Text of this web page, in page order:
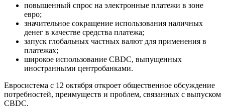
повышенный спрос на электронные платежи в зоне
евро;
значительное сокращение использования наличных
денег в качестве средства платежа;
запуск глобальных частных валют для применения в
платежах;
широкое использование CBDC, выпущенных
иностранными центробанками.
Евросистема с 12 октября откроет общественное обсуждение
потребностей, преимуществ и проблем, связанных с выпуском
CBDC.